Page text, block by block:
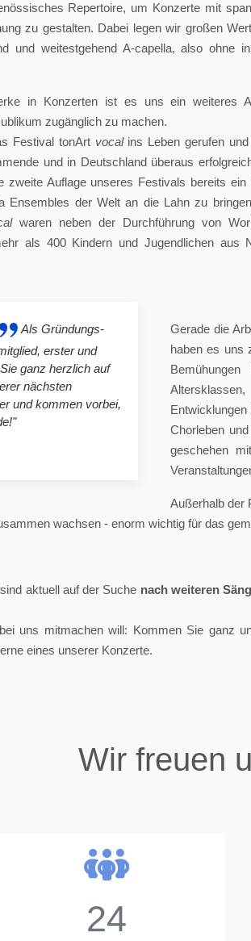
Repertoire, um Konzerte mit
zu gestalten. Dabei legen wir großen
und weitestgehend A-capella, also ohne
in Konzerten ist es uns ein weiteres
zugänglich zu machen.
Festival tonArt vocal ins Leben gerufen
und in Deutschland überaus
zweite Auflage unseres Festivals bereits
Ensembles der Welt an die Lahn zu
waren neben der Durchführung von
als 400 Kindern und Jugendlichen aus
Als Gründungs-
erster und
ganz herzlich auf
nächsten
und kommen vorbei,
Gerade die
haben es uns
Chorleben
geschehen
Außerhalb der
wachsen - enorm wichtig für das
aktuell auf der Suche nach weiteren
uns mitmachen will: Kommen Sie ganz
eines unserer Konzerte.
Wir freuen
24